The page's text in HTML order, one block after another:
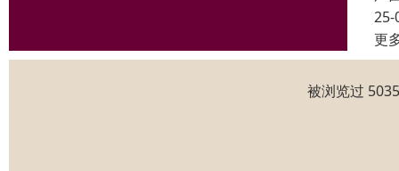
25-
更
被浏览过